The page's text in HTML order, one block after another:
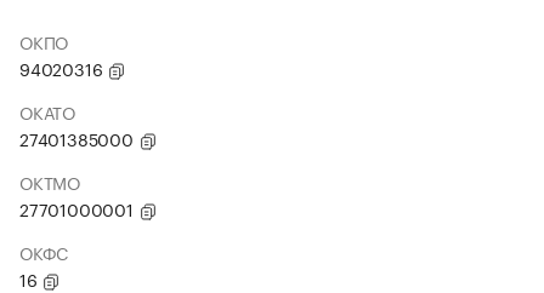
ОКПО
94020316
ОКАТО
27401385000
ОКТМО
27701000001
ОКФС
16